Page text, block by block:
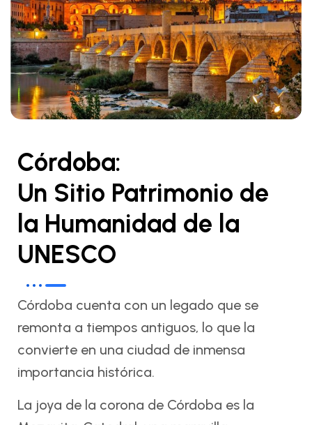
Córdoba:
Un Sitio Patrimonio de
la Humanidad de la
UNESCO
Córdoba cuenta con un legado que se
remonta a tiempos antiguos, lo que la
convierte en una ciudad de inmensa
importancia histórica.
La joya de la corona de Córdoba es la